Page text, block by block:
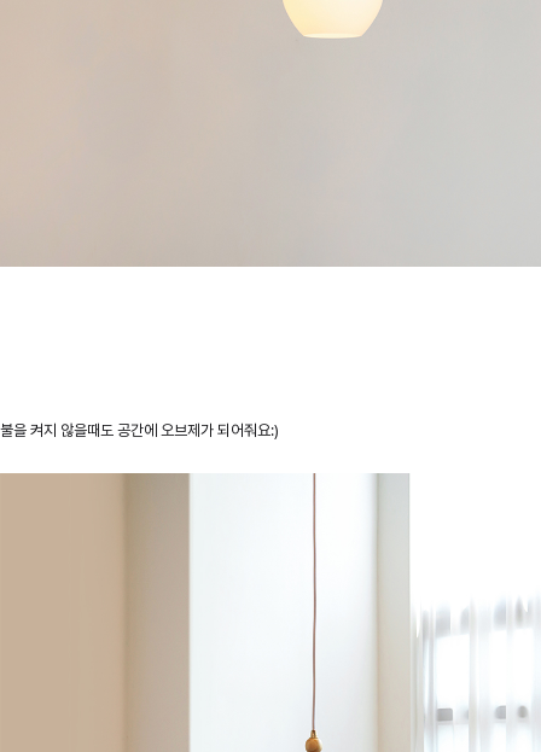
불을 켜지 않을때도 공간에 오브제가 되어줘요:)